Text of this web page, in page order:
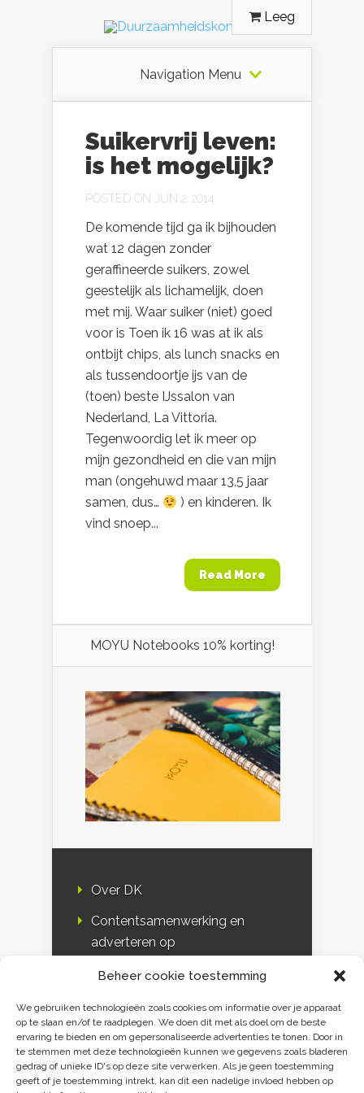
Beheer cookie toestemming
We gebruiken technologieën zoals cookies om informatie over je apparaat
op te slaan en/of te raadplegen. We doen dit met als doel om de beste
ervaring te bieden en om gepersonaliseerde advertenties te tonen. Door in
te stemmen met deze technologieën kunnen we gegevens zoals bladeren
gedrag of unieke ID's op deze site verwerken. Als je geen toestemming
geeft of je toestemming intrekt, kan dit een nadelige invloed hebben op
Leeg
Navigation Menu
Suikervrij leven:
is het mogelijk?
POSTED ON JUN 2, 2014
De komende tijd ga ik bijhouden
wat 12 dagen zonder
geraffineerde suikers, zowel
geestelijk als lichamelijk, doen
met mij. Waar suiker (niet) goed
voor is Toen ik 16 was at ik als
ontbijt chips, als lunch snacks en
als tussendoortje ijs van de
(toen) beste IJssalon van
Nederland, La Vittoria.
Tegenwoordig let ik meer op
mijn gezondheid en die van mijn
man (ongehuwd maar 13,5 jaar
samen, dus…
) en kinderen. Ik
vind snoep...
Read More
MOYU Notebooks 10% korting!
Over DK
Contentsamenwerking en
adverteren op
DK & media
Disclaimer
Privacy verklaring